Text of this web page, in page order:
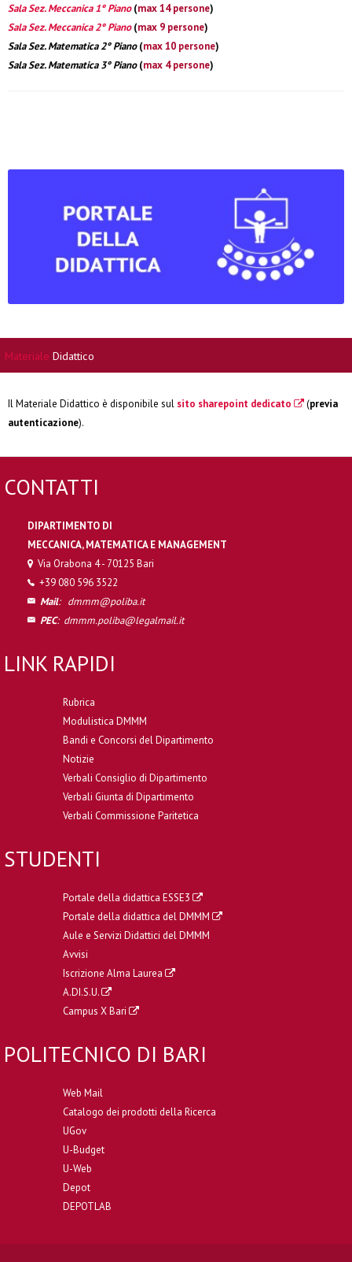
Sala Sez. Meccanica 1° Piano(max 14 persone)
Sala Sez. Meccanica 2° Piano(max 9 persone)
Sala Sez. Matematica 2° Piano(max 10 persone)
Sala Sez. Matematica 3° Piano(max 4 persone)
Materiale Didattico
Il Materiale Didattico è disponibile sul sito sharepoint dedicato (previa
autenticazione).
CONTATTI
DIPARTIMENTO DI
MECCANICA, MATEMATICA E MANAGEMENT
Via Orabona 4 - 70125 Bari
+39 080 596 3522
Mail: dmmm@poliba.it
PEC: dmmm.poliba@legalmail.it
LINK RAPIDI
Rubrica
Modulistica DMMM
Bandi e Concorsi del Dipartimento
Notizie
Verbali Consiglio di Dipartimento
Verbali Giunta di Dipartimento
Verbali Commissione Paritetica
STUDENTI
Portale della didattica ESSE3
Portale della didattica del DMMM
Aule e Servizi Didattici del DMMM
Avvisi
Iscrizione Alma Laurea
A.DI.S.U.
Campus X Bari
POLITECNICO DI BARI
Web Mail
Catalogo dei prodotti della Ricerca
UGov
U-Budget
U-Web
Depot
DEPOTLAB